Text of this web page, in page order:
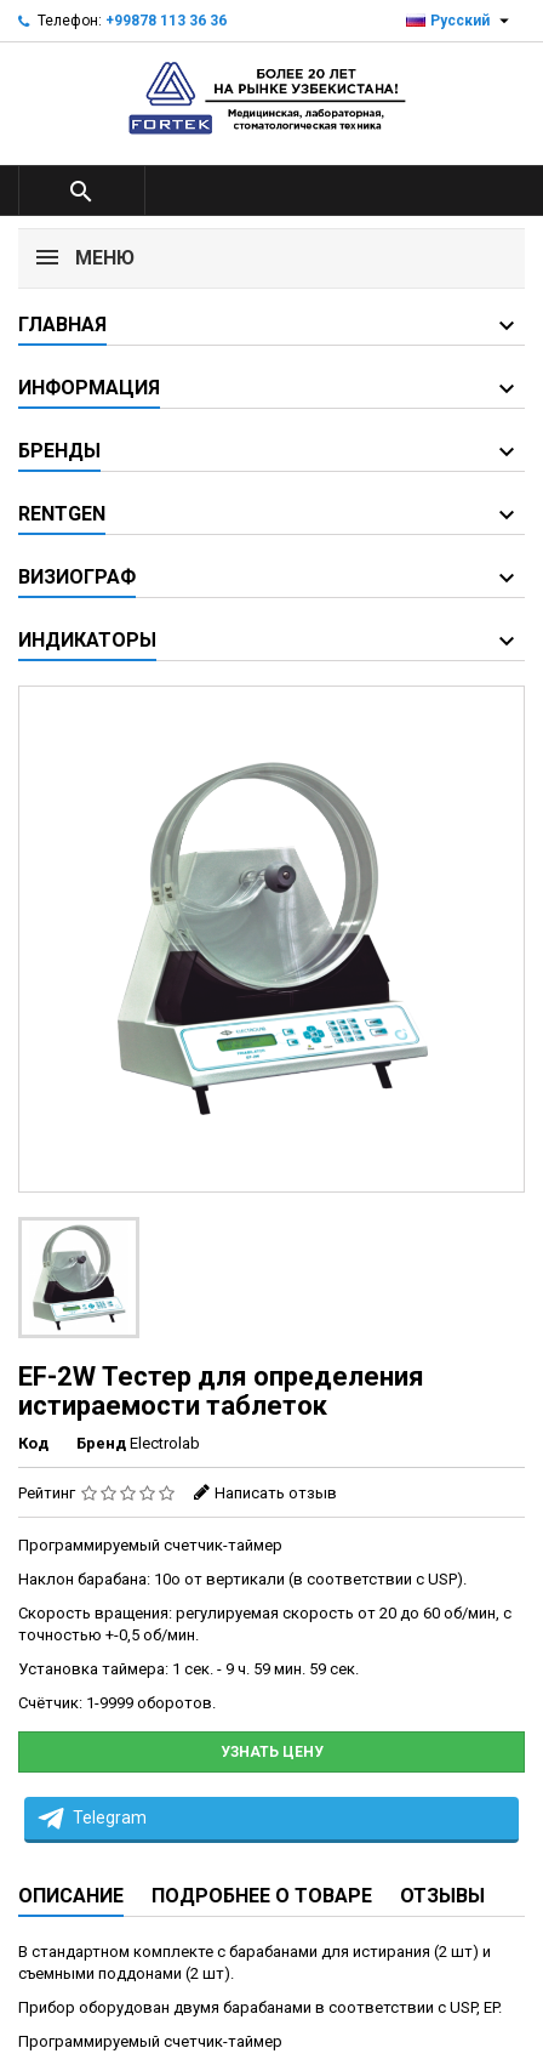
Телефон: +99878 113 36 36 Русский 

МЕНЮ
ГЛАВНАЯ
ИНФОРМАЦИЯ
БРЕНДЫ
RENTGEN
ВИЗИОГРАФ
ИНДИКАТОРЫ
EF-2W Тестер для определения
истираемости таблеток
Код Бренд Electrolab
Рейтинг Написать отзыв
Программируемый счетчик-таймер
Наклон барабана: 10o от вертикали (в соответствии с USP).
Скорость вращения: регулируемая скорость от 20 до 60 об/мин, с
точностью +-0,5 об/мин.
Установка таймера: 1 сек. - 9 ч. 59 мин. 59 сек.
Счётчик: 1-9999 оборотов.
УЗНАТЬ ЦЕНУ
Telegram
ОПИСАНИЕ ПОДРОБНЕЕ О ТОВАРЕ ОТЗЫВЫ
В стандартном комплекте с барабанами для истирания (2 шт) и
съемными поддонами (2 шт).
Прибор оборудован двумя барабанами в соответствии с USP, EP.
Программируемый счетчик-таймер